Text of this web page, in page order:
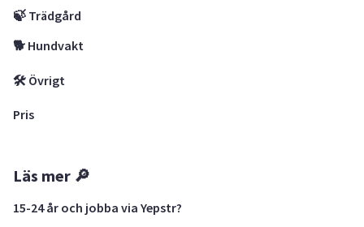
🍃 Trädgård
🐕 Hundvakt
🛠 Övrigt
Pris
Läs mer 🔎
15-24 år och jobba via Yepstr?